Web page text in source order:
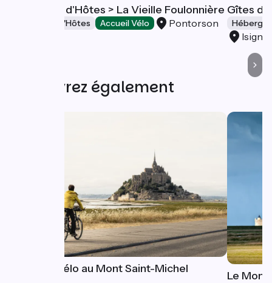
Chambres d'Hôtes > La Vieille Foulonnière
Chambres d'Hôtes Accueil Vélo Pontorson
Gîtes de
Découvrez également
Venir à vélo au Mont Saint-Michel
Le Mont